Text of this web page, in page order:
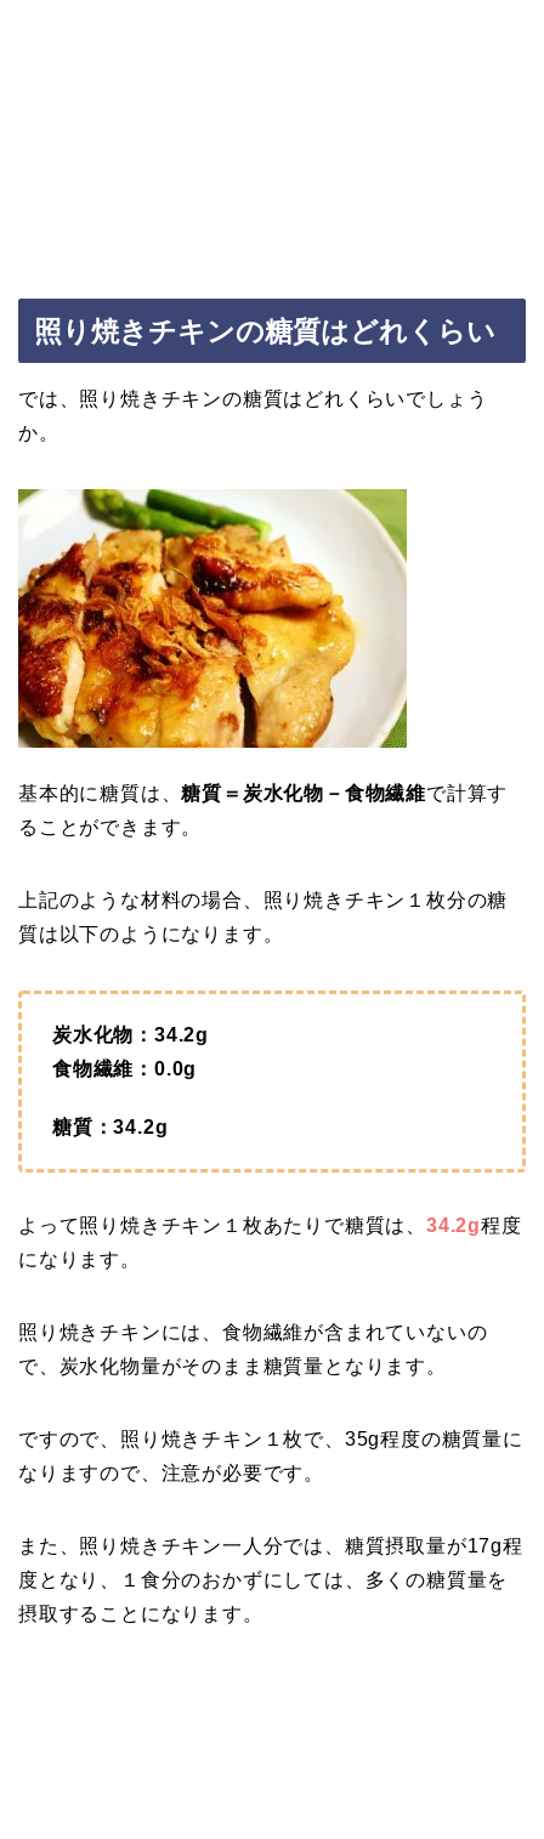
照り焼きチキンの糖質はどれくらい
では、照り焼きチキンの糖質はどれくらいでしょう
か。
基本的に糖質は、糖質＝炭水化物－食物繊維で計算す
ることができます。
上記のような材料の場合、照り焼きチキン１枚分の糖
質は以下のようになります。
炭水化物：34.2g
食物繊維：0.0g
糖質：34.2g
よって照り焼きチキン１枚あたりで糖質は、 34.2g程度
になります。
照り焼きチキンには、食物繊維が含まれていないの
で、炭水化物量がそのまま糖質量となります。
ですので、照り焼きチキン１枚で、35g程度の糖質量に
なりますので、注意が必要です。
また、照り焼きチキン一人分では、糖質摂取量が17g程
度となり、１食分のおかずにしては、多くの糖質量を
摂取することになります。